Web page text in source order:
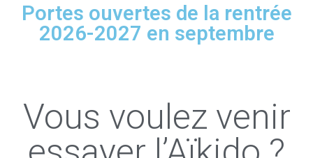
Portes ouvertes de la rentrée
2026-2027 en septembre
Vous voulez venir